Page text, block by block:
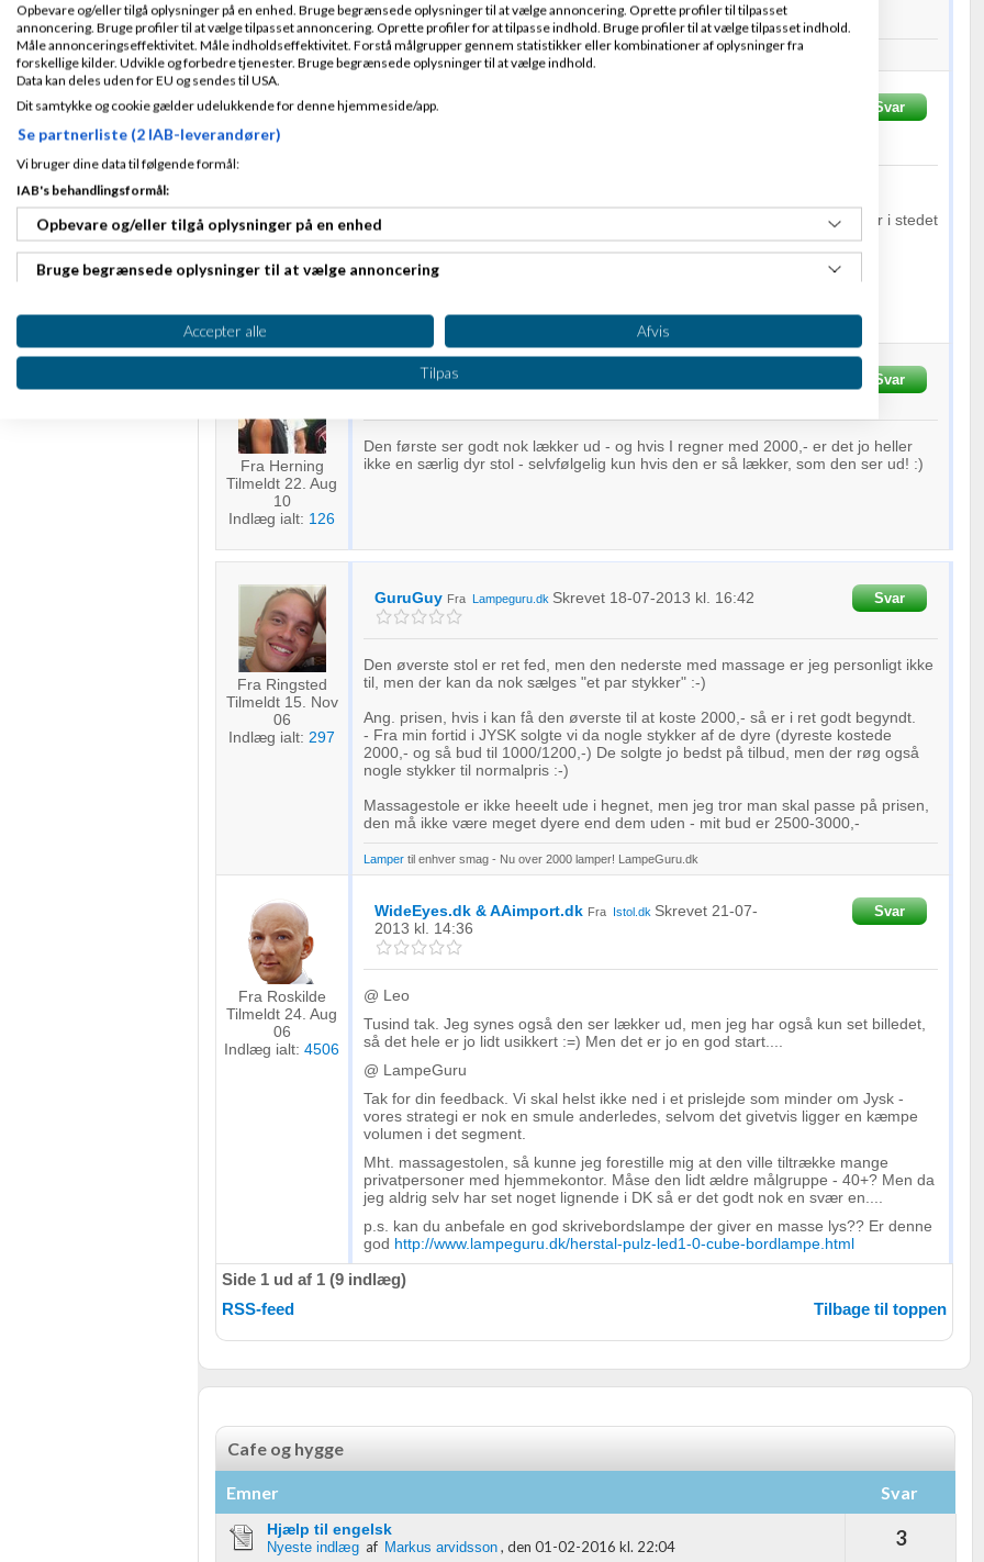
Tobias
Tjek-Internetpriser:Billigt Internet, Fibernet, Bredbånd & Mobilt internetpriser
Tilmeldt 24. Aug
06
Indlæg ialt:4506
WideEyes.dk & AAimport.dk Svar
Nope - folk skal sgu helst købe online, så der må tages nogle gode billeder i stedet
:)
@ Tobias.
Hilsen Morten
Fra Herning
Tilmeldt 22. Aug
10
Indlæg ialt: 126
Leo Bak-Kristensen Svar
Den første ser godt nok lækker ud - og hvis I regner med 2000,- er det jo heller
ikke en særlig dyr stol - selvfølgelig kun hvis den er så lækker, som den ser ud! :)
Fra Ringsted
Tilmeldt 15. Nov
06
Indlæg ialt: 297
GuruGuy Fra Lampeguru.dk Skrevet 18-07-2013 kl. 16:42 Svar
Den øverste stol er ret fed, men den nederste med massage er jeg personligt ikke
til, men der kan da nok sælges "et par stykker" :-)
Ang. prisen, hvis i kan få den øverste til at koste 2000,- så er i ret godt begyndt.
- Fra min fortid i JYSK solgte vi da nogle stykker af de dyre (dyreste kostede
2000,- og så bud til 1000/1200,-) De solgte jo bedst på tilbud, men der røg også
nogle stykker til normalpris :-)
Massagestole er ikke heeelt ude i hegnet, men jeg tror man skal passe på prisen,
den må ikke være meget dyere end dem uden - mit bud er 2500-3000,-
Lampertil enhver smag - Nu over 2000 lamper! LampeGuru.dk
Fra Roskilde
Tilmeldt 24. Aug
06
Indlæg ialt: 4506
WideEyes.dk & AAimport.dk Fra Istol.dk Skrevet 21-07-
2013 kl. 14:36
Svar
@ Leo
Tusind tak. Jeg synes også den ser lækker ud, men jeg har også kun set billedet,
så det hele er jo lidt usikkert :=) Men det er jo en god start....
@ LampeGuru
Tak for din feedback. Vi skal helst ikke ned i et prislejde som minder om Jysk -
vores strategi er nok en smule anderledes, selvom det givetvis ligger en kæmpe
volumen i det segment.
Mht. massagestolen, så kunne jeg forestille mig at den ville tiltrække mange
privatpersoner med hjemmekontor. Måse den lidt ældre målgruppe - 40+? Men da
jeg aldrig selv har set noget lignende i DK så er det godt nok en svær en....
p.s. kan du anbefale en god skrivebordslampe der giver en masse lys?? Er denne
god http://www.lampeguru.dk/herstal-pulz-led1-0-cube-bordlampe.html
Side 1 ud af 1 (9 indlæg)
RSS-feed
Tilbage til toppen
Cafe og hygge
Emner Svar
Hjælp til engelsk
Nyeste indlægaf Markus arvidsson , den 01-02-2016 kl. 22:04 3
Opbevare og/eller tilgå oplysninger på en enhed. Bruge begrænsede oplysninger til at vælge annoncering. Oprette profiler til tilpasset
annoncering. Bruge profiler til at vælge tilpasset annoncering. Oprette profiler for at tilpasse indhold. Bruge profiler til at vælge tilpasset indhold.
Måle annonceringseffektivitet. Måle indholdseffektivitet. Forstå målgrupper gennem statistikker eller kombinationer af oplysninger fra
forskellige kilder. Udvikle og forbedre tjenester. Bruge begrænsede oplysninger til at vælge indhold.
Data kan deles uden for EU og sendes til USA.
Dit samtykke og cookie gælder udelukkende for denne hjemmeside/app.
Se partnerliste (2 IAB-leverandører)
Vi bruger dine data til følgende formål:
IAB's behandlingsformål:
Opbevare og/eller tilgå oplysninger på en enhed
Bruge begrænsede oplysninger til at vælge annoncering
Oprette profiler til tilpasset annoncering
Bruge profiler til at vælge tilpasset annoncering
Bruge profiler til at vælge tilpasset indhold
Måle annonceringseffektivitet
Forstå målgrupper gennem statistikker eller kombinationer af oplysninger fra forskellige
Udvikle og forbedre tjenester
Bruge begrænsede oplysninger til at vælge indhold
Bruge præcise geografiske placeringsoplysninger
Identificere enheder baseret på aktivt anmodede oplysninger
Accepter alle Afvis
Tilpas